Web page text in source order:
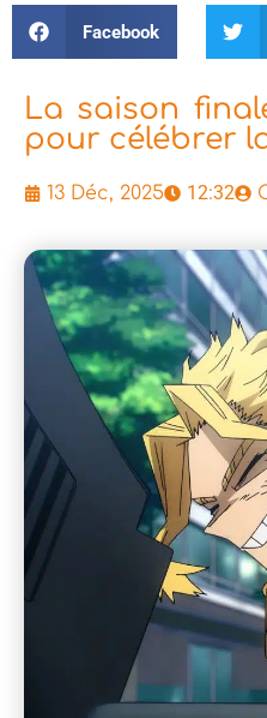
Facebook
La saison
pour célébrer
13 Déc, 2025 12:32